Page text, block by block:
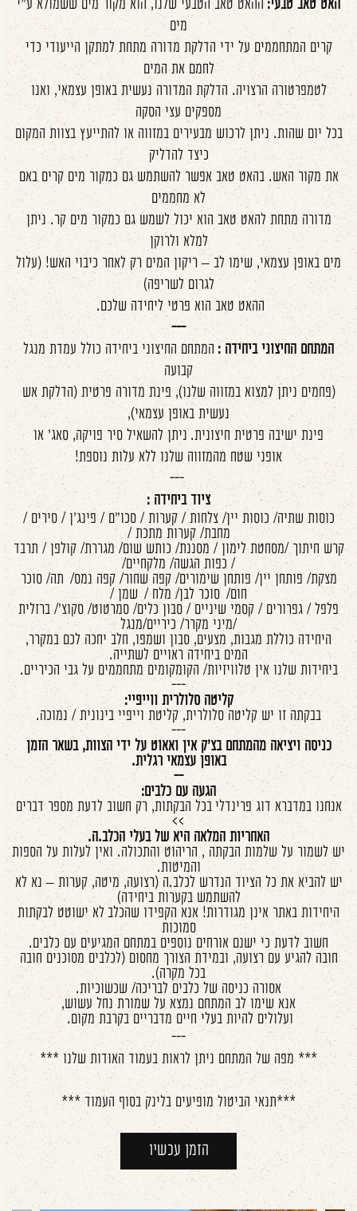
האט טאב טבעי:ההאט טאב הטבעי שלנו, הוא מקור מים ששמולא ע"י
מים
קרים המתחממים על ידי הדלקת מדורה מתחת למתקן הייעודי כדי
לחמם את המים
לטמפרטורה הרצויה. הדלקת המדורה נעשית באופן עצמאי, ואנו
מספקים עצי הסקה
בכל יום שהות. ניתן לרכוש מבעירים במזווה או להתייעץ בצוות המקום
כיצד להדליק
את מקור האש. בהאט טאב אפשר להשתמש גם כמקור מים קרים באם
לא מחממים
מדורה מתחת להאט טאב הוא יכול לשמש גם כמקור מים קר. ניתן
למלא ולרוקן
מים באופן עצמאי, שימו לב – ריקון המים רק לאחר כיבוי האש! (עלול
לגרום לשריפה)
ההאט טאב הוא פרטי ליחידה שלכם.
---
המתחם החיצוני ביחידה : המתחם החיצוני ביחידה כולל עמדת מנגל
קבועה
(פחמים ניתן למצוא במזווה שלנו), פינת מדורה פרטית (הדלקת אש
נעשית באופן עצמאי),
פינת ישיבה פרטית חיצונית. ניתן להשאיל סיר פויקה, סאג' או
אופני שטח מהמזווה שלנו ללא עלות נוספת!
---
ציוד ביחידה :
כוסות שתיה/ כוסות יין/ צלחות / קערות / סכו"ם / פינג'ן / סירים /
מחבת/ קערות מתכת /
קרש חיתוך /מסחטת לימון / מסננת/ כותש שום/ מגררת/ קולפן / תרבד
/ כפות הגשה/ מלקחיים/
מצקת/ פותחן יין/ פותחן שימורים/ קפה שחור/ קפה נמס/ תה/ סוכר
חום/ סוכר לבן/ מלח / שמן /
פלפל / גפרורים / קסמי שיניים / סבון כלים/ סמרטוט/ סקוצ'/ ברזלית
/מיני מקרר/ כיריים/מנגל
היחידה כוללת מגבות, מצעים, סבון ושמפו, חלב יחכה לכם במקרר,
המים ביחידה ראויים לשתייה.
ביחידות שלנו אין טלוויזיות/ הקומקומים מתחממים על גבי הכיריים.
---
קליטה סלולרית ווייפיי:
בבקתה זו יש קליטה סלולרית, קליטת וייפיי בינונית / נמוכה.
---
כניסה ויציאה מהמתחם בצ'ק אין ואאוט על ידי הצוות, בשאר הזמן
באופן עצמאי רגלית.
--
הגעה עם כלבים:
אנחנו במדברא דוג פרינדלי בכל הבקתות, רק חשוב לדעת מספר דברים
>>
האחריות המלאה היא של בעלי הכלב.ה.
יש לשמור על שלמות הבקתה , הריהוט והתכולה. ואין לעלות על הספות
והמיטות.
יש להביא את כל הציוד הנדרש לכלב.ה (רצועה, מיטה, קערות – נא לא
להשתמש בקערות ביחידה)
היחידות באתר אינן מגודרות! אנא הקפידו שהכלב לא ישוטט לבקתות
סמוכות
חשוב לדעת כי ישנם אורחים נוספים במתחם המגיעים עם כלבים.
חובה להגיע עם רצועה, ובמידת הצורך מחסום (לכלבים מסוכנים חובה
בכל מקרה).
אסורה כניסה של כלבים לבריכה/ שכשוכיות.
אנא שימו לב המתחם נמצא על שמורת נחל עשוש,
ועלולים להיות בעלי חיים מדבריים בקרבת מקום.
---
*** מפה של המתחם ניתן לראות בעמוד האודות שלנו ***
***תנאי הביטול מופיעים בלינק בסוף העמוד ***
הזמן עכשיו